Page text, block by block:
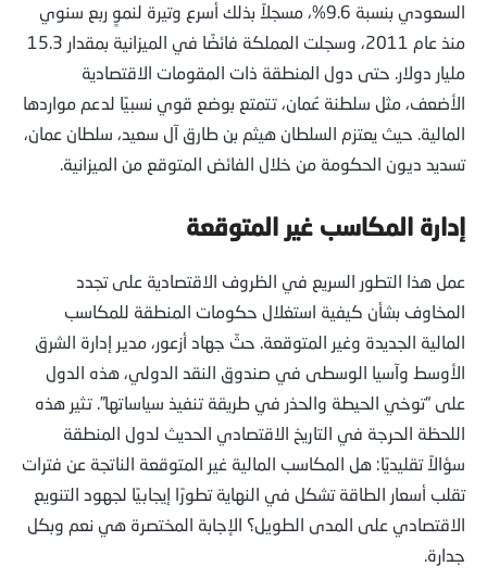
السعودي بنسبة 9.6%، مسجلاً بذلك أسرع وتيرة لنموٍ ربع سنوي
منذ عام 2011، وسجلت المملكة فائضًا في الميزانية بمقدار 15.3
مليار دولار. حتى دول المنطقة ذات المقومات الاقتصادية
الأضعف، مثل سلطنة عُمان، تتمتع بوضع قوي نسبيًا لدعم مواردها
المالية. حيث يعتزم السلطان هيثم بن طارق آل سعيد، سلطان عمان،
تسديد ديون الحكومة من خلال الفائض المتوقع من الميزانية.
إدارة المكاسب غير المتوقعة
عمل هذا التطور السريع في الظروف الاقتصادية على تجدد
المخاوف بشأن كيفية استغلال حكومات المنطقة للمكاسب
المالية الجديدة وغير المتوقعة. حثّ جهاد أزعور، مدير إدارة الشرق
الأوسط وآسيا الوسطى في صندوق النقد الدولي، هذه الدول
على “توخي الحيطة والحذر في طريقة تنفيذ سياساتها”. تثير هذه
اللحظة الحرجة في التاريخ الاقتصادي الحديث لدول المنطقة
سؤالاً تقليديًا: هل المكاسب المالية غير المتوقعة الناتجة عن فترات
تقلب أسعار الطاقة تشكل في النهاية تطورًا إيجابيًا لجهود التنويع
الاقتصادي على المدى الطويل؟ الإجابة المختصرة هي نعم وبكل
جدارة.